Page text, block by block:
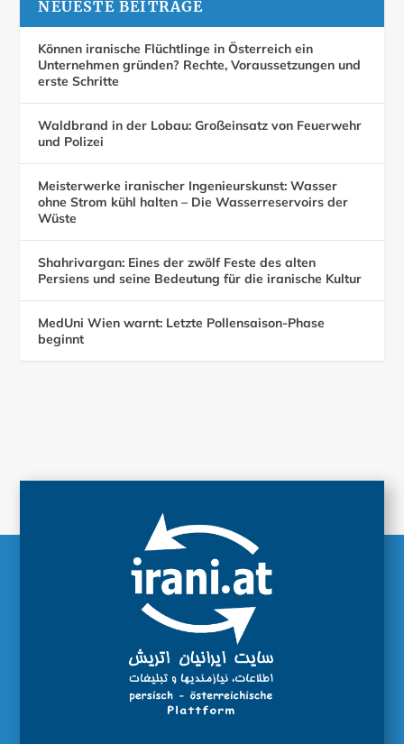
NEUESTE BEITRÄGE
Können iranische Flüchtlinge in Österreich ein
Unternehmen gründen? Rechte, Voraussetzungen und
erste Schritte
Waldbrand in der Lobau: Großeinsatz von Feuerwehr
und Polizei
Meisterwerke iranischer Ingenieurskunst: Wasser
ohne Strom kühl halten – Die Wasserreservoirs der
Wüste
Shahrivargan: Eines der zwölf Feste des alten
Persiens und seine Bedeutung für die iranische Kultur
MedUni Wien warnt: Letzte Pollensaison-Phase
beginnt